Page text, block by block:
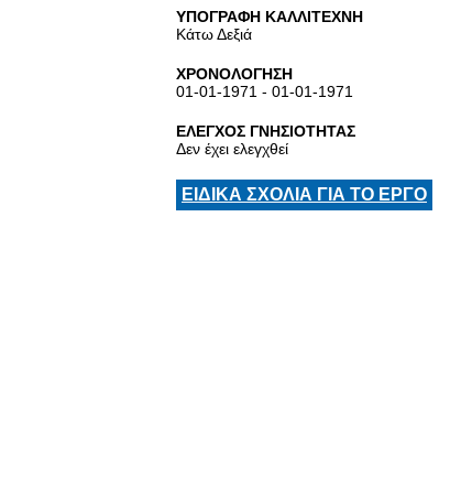
ΥΠΟΓΡΑΦΗ ΚΑΛΛΙΤΕΧΝΗ
Κάτω Δεξιά
ΧΡΟΝΟΛΟΓΗΣΗ
01-01-1971 - 01-01-1971
ΕΛΕΓΧΟΣ ΓΝΗΣΙΟΤΗΤΑΣ
Δεν έχει ελεγχθεί
ΕΙΔΙΚΑ ΣΧΟΛΙΑ ΓΙΑ ΤΟ ΕΡΓΟ